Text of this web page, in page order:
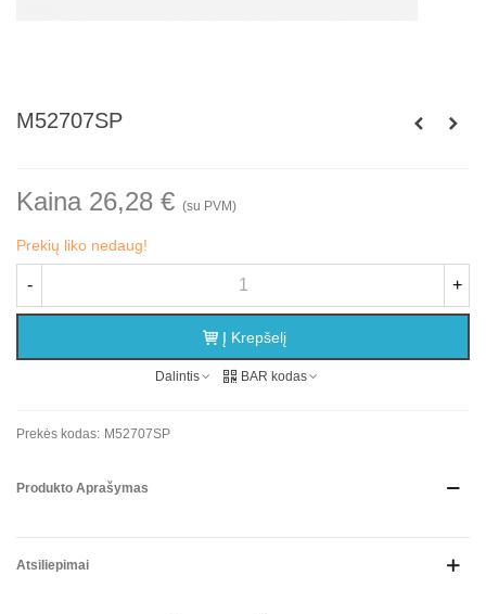
M52707SP
Kaina 26,28 € (su PVM)
Prekių liko nedaug!
- +
Į Krepšelį
Dalintis BAR kodas
Prekės kodas: M52707SP
Produkto Aprašymas
Atsiliepimai